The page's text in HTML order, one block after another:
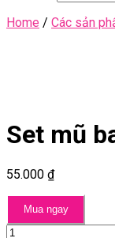
kiếm
sản
phẩm
Close
Home / Các sản
Set mũ
55.000 ₫
Mua ngay
Set